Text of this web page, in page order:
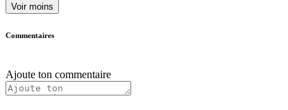
Voir moins
Commentaires
Ajoute ton commentaire